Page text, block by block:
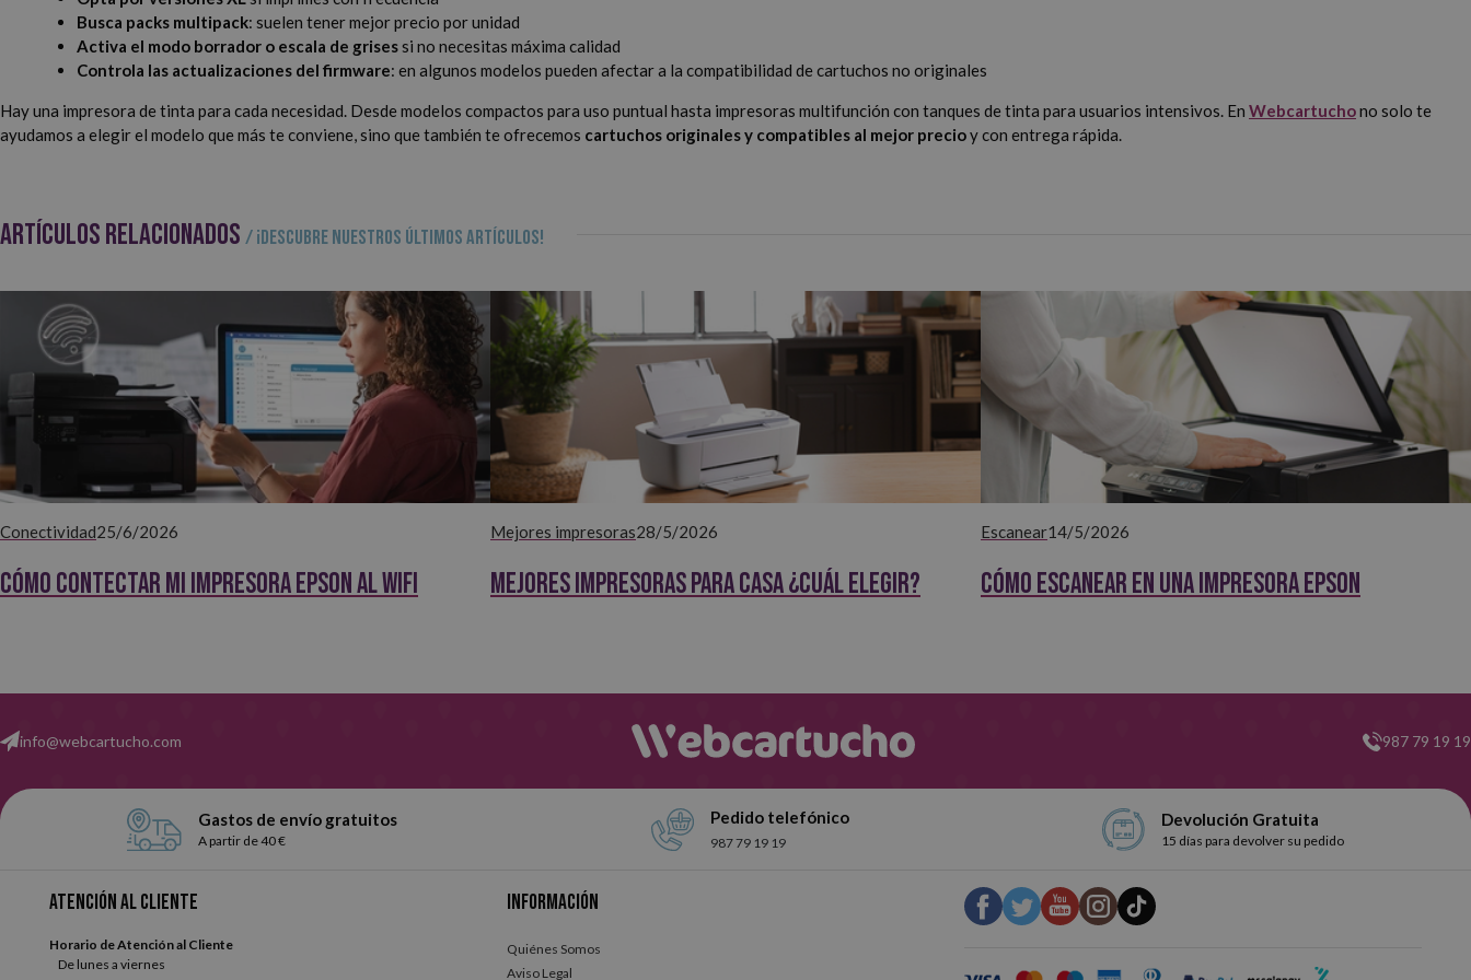
Busca packs multipack: suelen tener mejor precio por unidad
Activa el modo borrador o escala de grisessi no necesitas máxima calidad
Controla las actualizaciones del firmware: en algunos modelos pueden afectar a la compatibilidad de cartuchos no originales
Hay una impresora de tinta para cada necesidad. Desde modelos compactos para uso puntual hasta impresoras multifunción con tanques de tinta para usuarios intensivos. En Webcartuchono solo te
ayudamos a elegir el modelo que más te conviene, sino que también te ofrecemos cartuchos originales y compatibles al mejor precioy con entrega rápida.
ARTÍCULOS RELACIONADOS / ¡Descubre nuestros últimos artículos!
Conectividad25/6/2026
Cómo contectar mi impresora EPSON al WiFi
Mejores impresoras28/5/2026
Mejores impresoras para casa ¿Cuál elegir?
Escanear14/5/2026
Cómo escanear en una impresora Epson
info@webcartucho.com 987 79 19 19
Gastos de envío gratuitos
A partir de 40 €
Pedido telefónico
987 79 19 19
Devolución Gratuita
15 días para devolver su pedido
Atención al cliente
Horario de Atención al Cliente
De lunes a viernes
Información
Quiénes Somos
Aviso Legal